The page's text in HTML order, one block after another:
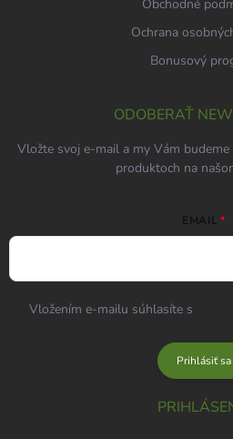
Obchodné
Ochrana
Bonusový
ODOBERAŤ
Vložte svoj e-mail a my Vám
produktoch na
EMAIL
Vložením e-mailu súhlasíte s
Prihlásiť sa